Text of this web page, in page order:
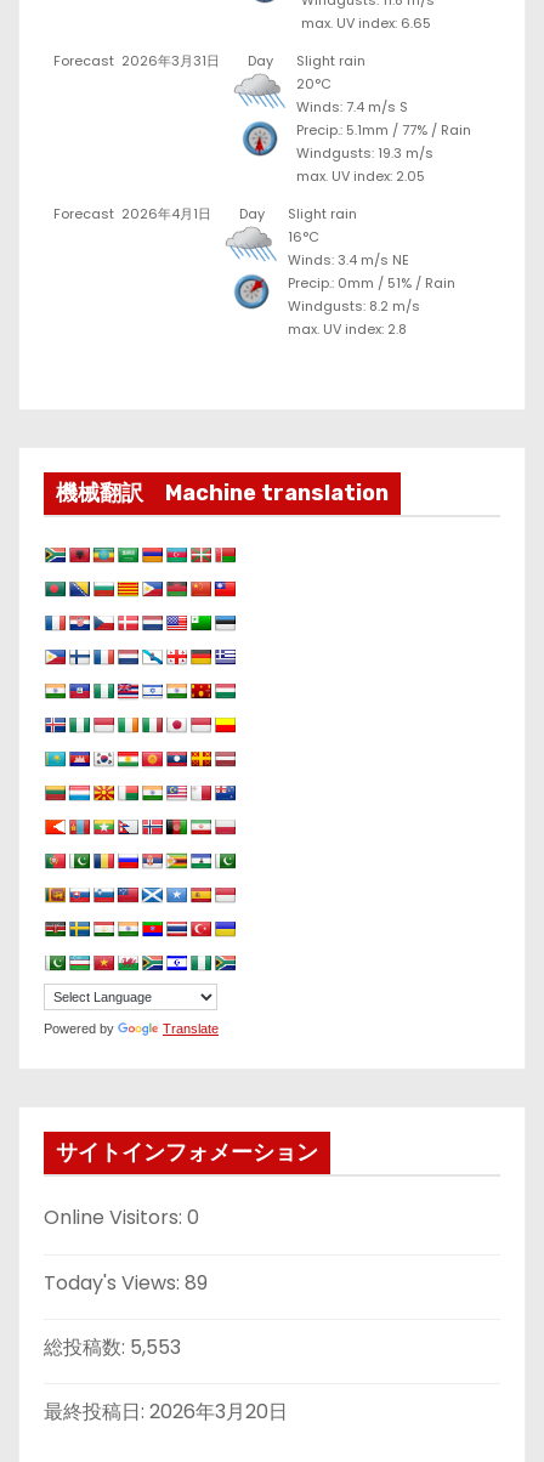
max. UV index: 6.65
Forecast 2026年3月31日 Day
Slight rain
20°C
Winds: 7.4 m/s S
Precip.: 5.1mm /77% / Rain
Windgusts: 19.3 m/s
max. UV index: 2.05
Forecast 2026年4月1日 Day
Slight rain
16°C
Winds: 3.4 m/s NE
Precip.: 0mm / 51% / Rain
Windgusts: 8.2 m/s
max. UV index: 2.8
機械翻訳 Machine translation
Powered by Translate
サイトインフォメーション
Online Visitors: 0
Today's Views: 89
総投稿数: 5,553
最終投稿日: 2026年3月20日